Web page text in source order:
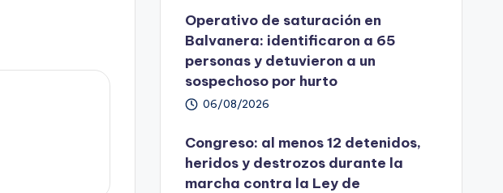
Operativo de saturación en
Balvanera: identificaron a 65
personas y detuvieron a un
sospechoso por hurto
06/08/2026
Congreso: al menos 12 detenidos,
heridos y destrozos durante la
marcha contra la Ley de